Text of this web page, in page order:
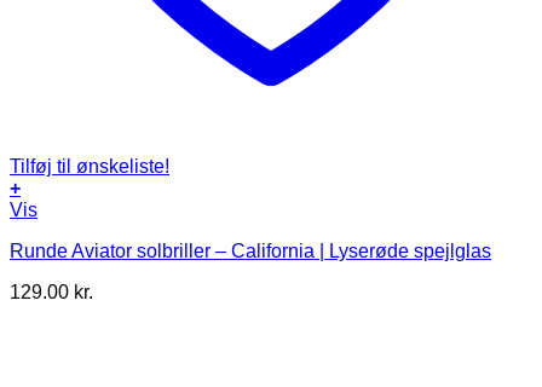
Tilføj til ønskeliste!
+
Vis
Runde Aviator solbriller – California | Lyserøde spejlglas
129.00 kr.